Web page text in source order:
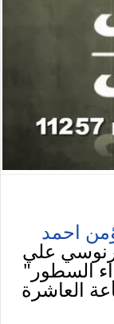
احمد
علي
السطور"
العاشرة